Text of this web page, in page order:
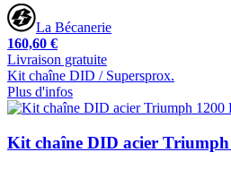
La Bécanerie
160,60 €
Livraison gratuite
Kit chaîne DID / Supersprox.
Plus d'infos
Kit chaîne DID acier